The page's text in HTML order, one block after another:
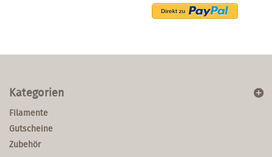
Kategorien
Filamente
Gutscheine
Zubehör